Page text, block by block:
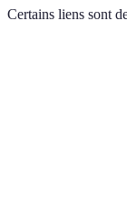
Certains liens sont